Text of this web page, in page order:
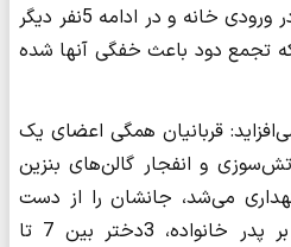
که دچار سوختگی شده بود، ‌در ورودی خانه و در ادامه 5نفر دیگر
که تجمع دود باعث خفگی آنها شده
قربانیان همگی اعضای یک
و انفجار گالن‌های بنزین
می‌شد، جانشان را از دست
دادند. در این میان علاوه بر پدر خانواده، 3دختر بین 7 تا